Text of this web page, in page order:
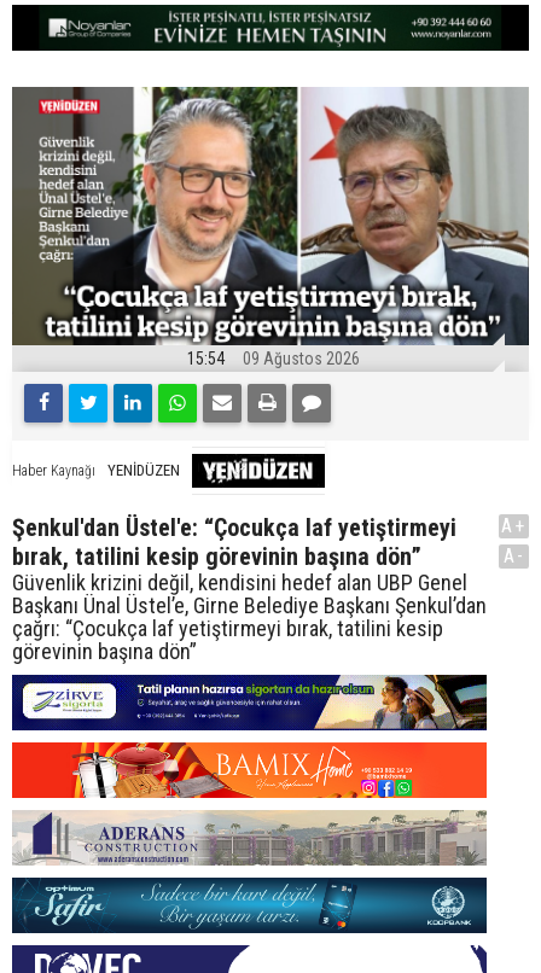
15:54 09 Ağustos 2026
Haber Kaynağı YENİDÜZEN
Şenkul'dan Üstel'e: “Çocukça laf yetiştirmeyi
bırak, tatilini kesip görevinin başına dön”
Güvenlik krizini değil, kendisini hedef alan UBP Genel
Başkanı Ünal Üstel’e, Girne Belediye Başkanı Şenkul’dan
çağrı: “Çocukça laf yetiştirmeyi bırak, tatilini kesip
görevinin başına dön”
A+
A-